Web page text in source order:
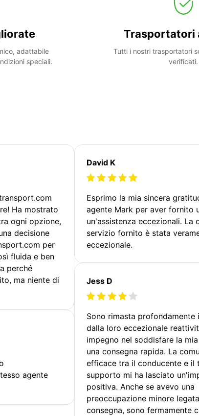
adattabile
speciali.
Trasportatori
Tutti i nostri trasportatori
verificati.
Ha mostrato
ogni opzione,
decisione
per
fluida e ben
perché
ma niente di
agente
David K
Esprimo la mia sincera
agente Mark per aver fornito
un'assistenza eccezionali. La
servizio fornito è stata
eccezionale.
Jess D
Sono rimasta profondamente
dalla loro eccezionale
impegno nel soddisfare la
una consegna rapida. La
efficace tra il conducente e il
supporto mi ha lasciato
positiva. Anche se avevo una
preoccupazione minore
consegna, sono fermamente